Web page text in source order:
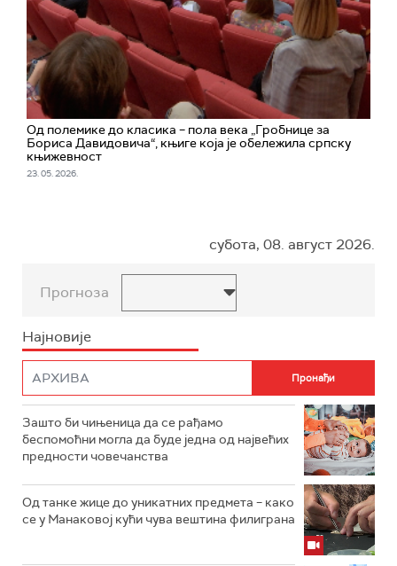
Од полемике до класика – пола века „Гробнице за
Бориса Давидовича“, књиге која је обележила српску
књижевност
23. 05. 2026.
субота, 08. август 2026.
Прогноза
Најновије
Зашто би чињеница да се рађамо
беспомоћни могла да буде једна од највећих
предности човечанства
Од танке жице до уникатних предмета – како
се у Манаковој кући чува вештина филиграна